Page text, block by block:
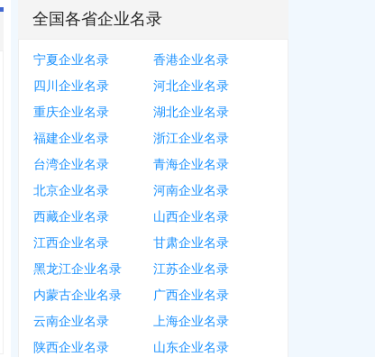
全国各省企业名录
宁夏企业名录
香港企业名录
四川企业名录
河北企业名录
重庆企业名录
湖北企业名录
福建企业名录
浙江企业名录
台湾企业名录
青海企业名录
北京企业名录
河南企业名录
西藏企业名录
山西企业名录
江西企业名录
甘肃企业名录
黑龙江企业名录
江苏企业名录
内蒙古企业名录
广西企业名录
云南企业名录
上海企业名录
陕西企业名录
山东企业名录